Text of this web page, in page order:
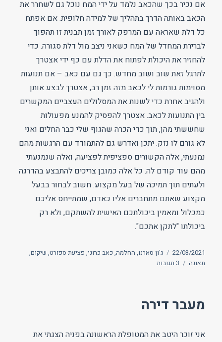
אם נכיר בכך שהכאב נלמד על ידי המח נוכל גם לשחרר את
הכאב באותה הדרך בתהליך של למידה חלופית. אם אפתח
כל דלת שאראה עם המרפק לאורך זמן תבנית זו תהפוך
לברירת המחדל של המח כשאני ניצב מול דלת סגורה. כדי
להחזיר את היכולת לפתוח את הדלת עם כף ידי אצטרך
לתרגל זאת שוב ושוב מחדש. כך גם עם כאב – אם תנועות
מסוימות גורמות לי לכאב מזה זמן רב, אצטרך לבצע אותן
ולהגיב אחרת כדי לשנות את המסלולים העצביים המקשרים
בין התנועות לכאב. אצטרך להפסיק להמנע מפעולות
שחששתי מהן, תוך כדי הכרה שהגוף שלי כבר החלים ואני
לא גורם לו נזק. יתכן ואדרש גם להתמודד עם הרגשות מהם
נמנעתי, אלה הקשורים ספציפית לפציעה, ואלה שנמנעתי
מהם עוד קודם לה. כל אלה כמובן צריכים להתבצע בהדרגה
ולעתים תוך תמיכה של בעל מקצוע. חשוב לבחור בבעל
מקצוע שאתם מתחברים אליו כאדם, שמתייחס אליכם
כמכלול ומאמין ביכולתכם האישית להשתקם, ולא רק
ביכולתו "לתקן אתכם".
פורסם
בתאריך
22/03/2021 תגיות
ג'ון סארנו, החלמה, כאב כרוני, פציעת ספורט, שיקום,
תאונה
3 תגובות
על
עבר
מעבר דירה
אני זוכר היטב את המטופלת הראשונה בפניה הצגתי את